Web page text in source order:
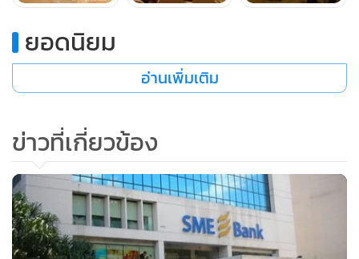
การผลิต และความชำนาญที่ได้รับการยอมรับ และถือเป็นหนึ่ง
ในประเทศที่ผลิตเหรียญกษาปณ์เก่าแก่ที่สุดแห่งหนึ่งในเอเชีย
การผลิตเหรียญกษาปณ์ของภูมิภาคเอเชียตะวันออกเฉียงใต้
เนื่องด้วยหลายประเทศในอาเซียนยังไม่มีโรงกษาปณ์เป็นของตัว
เอง และจำนวนประชากรในอาเซียนมีความจำเป็นต้องใช้เหรียญ
กษาปณ์มากกว่า 600 ล้านคน ซึ่งคาดว่าจะสร้างรายได้เข้า
ประเทศนับหมื่นล้านบาทต่อปี หลังจากการเข้าสู่ประชาคม
เศรษฐกิจอาเซียน หรือเออีซีในปี 2558
ยอดนิยม
อ่านเพิ่มเติม
ข่าวที่เกี่ยวข้อง